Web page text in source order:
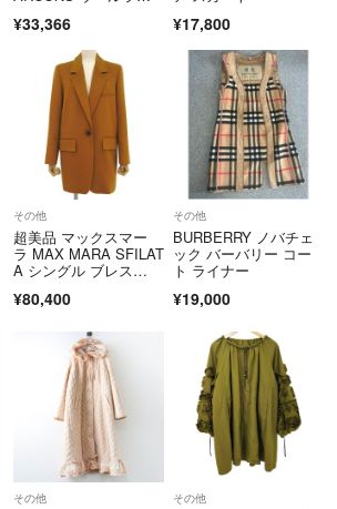
ボレロカーディガン グ
¥33,366 ¥17,800
その他
超美品 マックスマー
ラ MAX MARA SFILAT
A シングル ブレス
ーバー ジャケット コ
¥80,400
その他
BURBERRY ノバチェ
ック バーバリー コー
ト ライナー
¥19,000
その他 その他